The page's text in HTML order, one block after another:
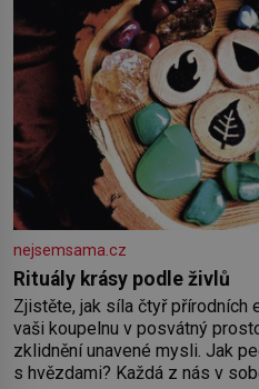
nejsemsama.cz
Rituály krásy podle živlů
Zjistěte, jak síla čtyř přírodních
vaši koupelnu v posvátný
zklidnění unavené mysli. Jak
s hvězdami? Každá z nás v